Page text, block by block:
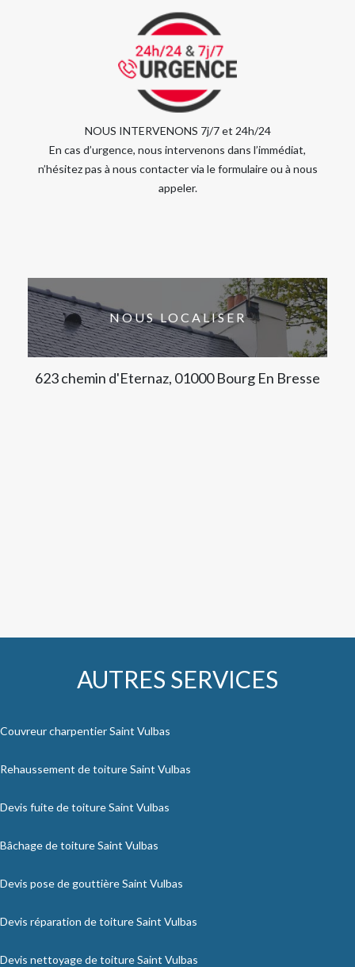
NOUS INTERVENONS 7j/7 et 24h/24
En cas d’urgence, nous intervenons dans l’immédiat,
n’hésitez pas à nous contacter via le formulaire ou à nous
appeler.
NOUS LOCALISER
623 chemin d'Eternaz, 01000 Bourg En Bresse
AUTRES SERVICES
Couvreur charpentier Saint Vulbas
Rehaussement de toiture Saint Vulbas
Devis fuite de toiture Saint Vulbas
Bâchage de toiture Saint Vulbas
Devis pose de gouttière Saint Vulbas
Devis réparation de toiture Saint Vulbas
Devis nettoyage de toiture Saint Vulbas